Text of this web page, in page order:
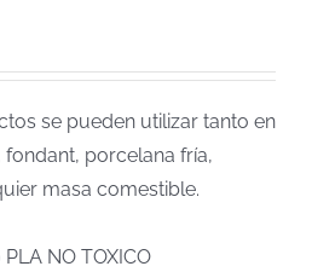
se pueden utilizar tanto en
fondant, porcelana fría,
masa comestible.
NO TOXICO